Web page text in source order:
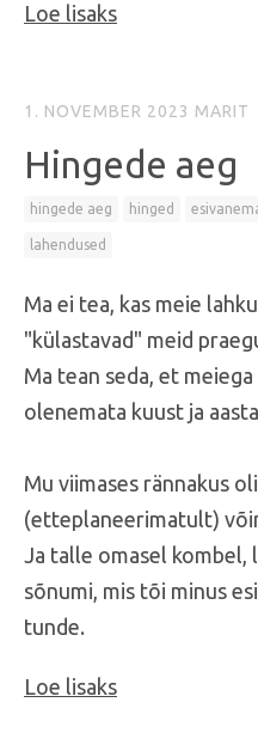
Loe lisaks
1. NOVEMBER 2023 MARIT
Hingede aeg
hingede aeg hinged
lahendused
Ma ei tea, kas meie
"külastavad" meid
Ma tean seda, et
olenemata kuust ja
Mu viimases rännakus
(etteplaneerimatult)
Ja talle omasel kombel,
sõnumi, mis tõi minus
tunde.
Loe lisaks